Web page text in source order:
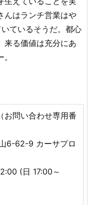
んはランチ営業はや
ているそうだ。都心
来る価値は充分にあ
問い合わせ専用番
6-62-9 カーサプロ
(日 17:00～